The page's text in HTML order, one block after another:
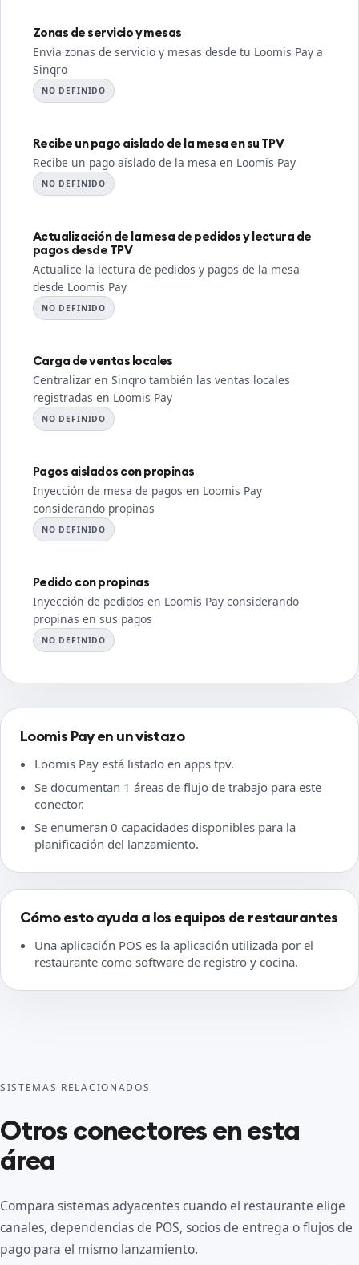
Zonas de servicio y mesas
Envía zonas de servicio y mesas desde tu Loomis Pay a
Sinqro
NO DEFINIDO
Recibe un pago aislado de la mesa en su TPV
Recibe un pago aislado de la mesa en Loomis Pay
NO DEFINIDO
Actualización de la mesa de pedidos y lectura de
pagos desde TPV
Actualice la lectura de pedidos y pagos de la mesa
desde Loomis Pay
NO DEFINIDO
Carga de ventas locales
Centralizar en Sinqro también las ventas locales
registradas en Loomis Pay
NO DEFINIDO
Pagos aislados con propinas
Inyección de mesa de pagos en Loomis Pay
considerando propinas
NO DEFINIDO
Pedido con propinas
Inyección de pedidos en Loomis Pay considerando
propinas en sus pagos
NO DEFINIDO
Loomis Pay en un vistazo
Loomis Pay está listado en apps tpv.
Se documentan 1 áreas de flujo de trabajo para este
conector.
Se enumeran 0 capacidades disponibles para la
planificación del lanzamiento.
Cómo esto ayuda a los equipos de restaurantes
Una aplicación POS es la aplicación utilizada por el
restaurante como software de registro y cocina.
SISTEMAS RELACIONADOS
Otros conectores en esta
área
Compara sistemas adyacentes cuando el restaurante elige
canales, dependencias de POS, socios de entrega o flujos de
pago para el mismo lanzamiento.